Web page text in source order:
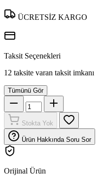
ÜCRETSİZ KARGO
Taksit Seçenekleri
12 taksite varan taksit imkanı
Tümünü Gör
Stokta Yok
Ürün Hakkında Soru Sor
Orijinal Ürün